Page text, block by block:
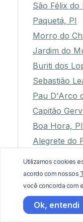
São Félix do
Paquetá, PI
Morro do
Jardim do
Buriti dos
Sebastião
Pau D'Arco
Capitão
Boa Hora, PI
Alegrete do
Cocal dos
Coivaras, PI
Santana do
Madeiro, PI
Utilizamos cookies
acordo com nossos
você concorda com
Ok, entendi